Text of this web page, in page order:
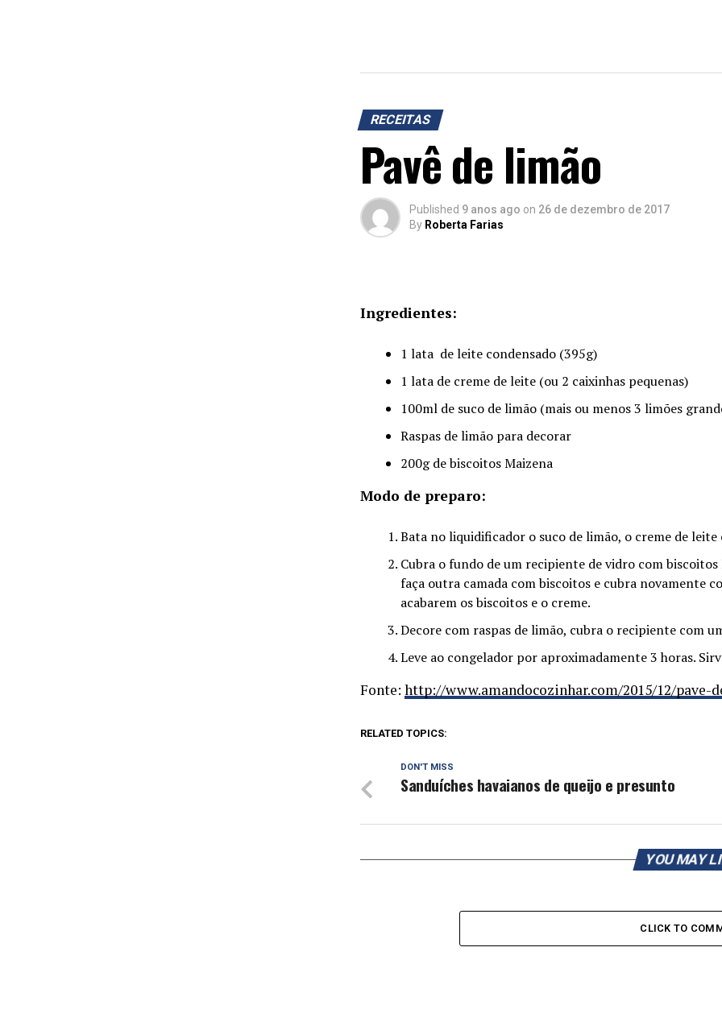
RECEITAS
Pavê de limão
Published 9 anos ago on 26 de dezembro de 2017
By Roberta Farias
Ingredientes:
1 lata de leite condensado (395g)
1 lata de creme de leite (ou 2 caixinhas pequenas)
100ml de suco de limão (mais ou menos 3 limões
Raspas de limão para decorar
200g de biscoitos Maizena
Modo de preparo:
Bata no liquidificador o suco de limão, o creme de leite
Cubra o fundo de um recipiente de vidro com
faça outra camada com biscoitos e cubra novamente
acabarem os biscoitos e o creme.
Decore com raspas de limão, cubra o recipiente com
Leve ao congelador por aproximadamente 3 horas.
Fonte: http://www.amandocozinhar.com/2015/12/
RELATED TOPICS:
DON'T MISS
Sanduíches havaianos de queijo e presunto
YOU MAY
CLICK TO